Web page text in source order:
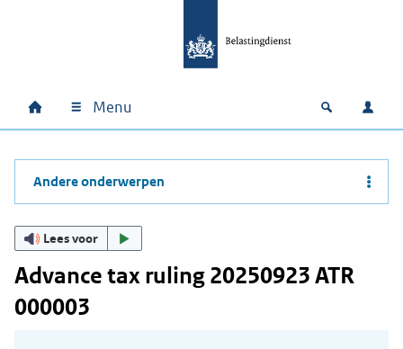
Hoofdnavigatie
Home Menu Open
Andere onderwerpen
Lees voor
Advance tax ruling 20250923 ATR
000003